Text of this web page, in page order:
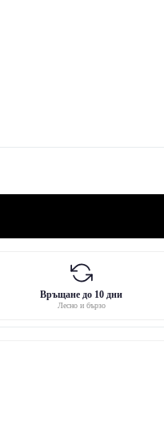
Връщане до 10 дни
Лесно и бързо